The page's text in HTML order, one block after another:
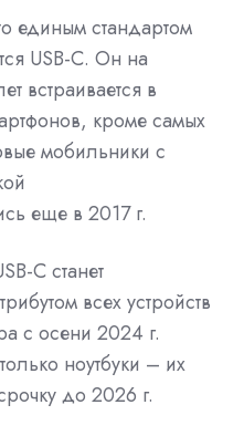
единым стандартом
USB-C. Он на
встраивается в
кроме самых
мобильники с
еще в 2017 г.
C станет
всех устройств
с осени 2024 г.
ноутбуки – их
до 2026 г.